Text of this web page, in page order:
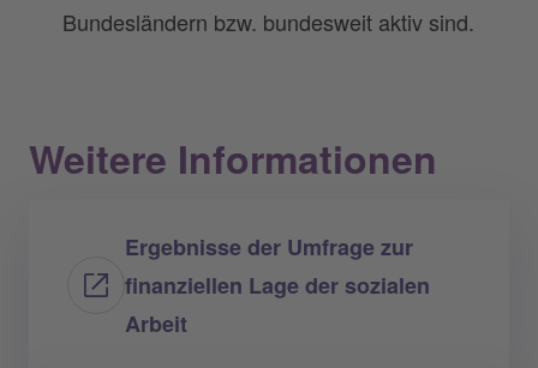
Bundesländern bzw. bundesweit aktiv sind.
Weitere Informationen
Ergebnisse der Umfrage zur
finanziellen Lage der sozialen
Arbeit